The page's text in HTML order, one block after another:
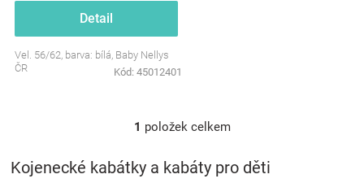
Značky
Detail
Vel. 56/62, barva: bílá, Baby Nellys
ČR
Kód: 45012401
O
l
1 položek celkem
Kojenecké kabátky a kabáty pro děti